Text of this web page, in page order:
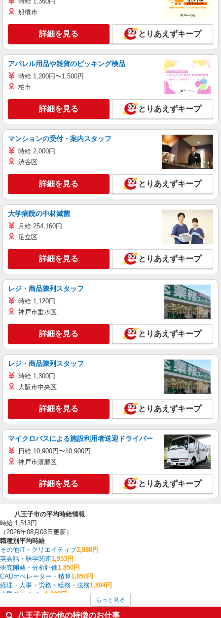
船橋市
詳細を見る とりあえずキープ
アパレル用品や雑貨のピッキング検品
時給 1,200円〜1,500円
柏市
詳細を見る とりあえずキープ
マンションの受付・案内スタッフ
時給 2,000円
渋谷区
詳細を見る とりあえずキープ
大学病院の中材滅菌
月給 254,160円
足立区
詳細を見る とりあえずキープ
レジ・商品陳列スタッフ
時給 1,120円
神戸市垂水区
詳細を見る とりあえずキープ
レジ・商品陳列スタッフ
時給 1,300円
大阪市中央区
詳細を見る とりあえずキープ
マイクロバスによる施設利用者送迎ドライバー
日給 10,900円〜10,900円
神戸市須磨区
詳細を見る とりあえずキープ
八王子市の平均時給情報
時給 1,513円
（2026年08月03日更新）
職種別平均時給
その他IT・クリエイティブ2,888円
英会話・語学関連1,953円
研究開発・分析評価1,850円
CADオペレーター・積算1,850円
経理・人事・労務・総務・法務1,804円
大型ドライバー 1,800円
看護師・保健師・看護助手・助産師1,651円
もっと見る
八王子市の他の特徴のお仕事